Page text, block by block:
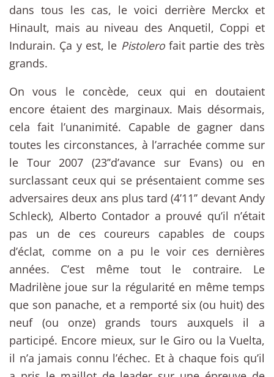
dans tous les cas, le voici derrière Merckx et
Hinault, mais au niveau des Anquetil, Coppi et
Indurain. Ça y est, le Pistolerofait partie des très
grands.
On vous le concède, ceux qui en doutaient
encore étaient des marginaux. Mais désormais,
cela fait l’unanimité. Capable de gagner dans
toutes les circonstances, à l’arrachée comme sur
le Tour 2007 (23’’d’avance sur Evans) ou en
surclassant ceux qui se présentaient comme ses
adversaires deux ans plus tard (4’11’’ devant Andy
Schleck), Alberto Contador a prouvé qu’il n’était
pas un de ces coureurs capables de coups
d’éclat, comme on a pu le voir ces dernières
années. C’est même tout le contraire. Le
Madrilène joue sur la régularité en même temps
que son panache, et a remporté six (ou huit) des
neuf (ou onze) grands tours auxquels il a
participé. Encore mieux, sur le Giro ou la Vuelta,
il n’a jamais connu l’échec. Et à chaque fois qu’il